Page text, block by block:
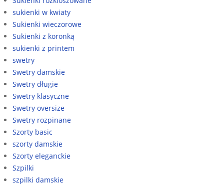
sukienki w kwiaty
Sukienki wieczorowe
Sukienki z koronką
sukienki z printem
swetry
Swetry damskie
Swetry długie
Swetry klasyczne
Swetry oversize
Swetry rozpinane
Szorty basic
szorty damskie
Szorty eleganckie
Szpilki
szpilki damskie